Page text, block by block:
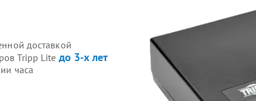
доставкой
Tripp Lite до 3-х лет
часа